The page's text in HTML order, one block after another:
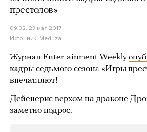
престолов»
09:32, 23 мая 2017
Источник: Meduza
Журнал Entertainment Weekly
кадры седьмого сезона «Игры
впечатляют!
Дейенерис верхом на драконе
заметно подрос.